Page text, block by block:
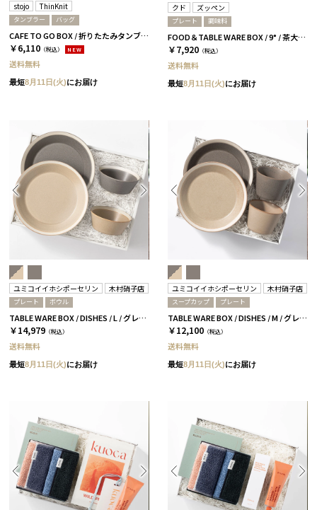
stojo ThinKnit
タンブラー バッグ
CAFE TO GO BOX / 折りたたみタンブラー+バッグ / アイボリー
￥6,110 （税込） NEW
送料無料
最短8月11日(火)にお届け
クド ズッペン
プレート 調味料
FOOD＆TABLE WARE BOX / 9° / 茶大色 / ズッペン
￥7,920 （税込）
送料無料
最短8月11日(火)にお届け
ユミコイイホシポーセリン 木村硝子店
プレート ボウル
TABLE WARE BOX / DISHES / L / グレー＆ベージュ［イイホシユミコ×木村硝子店］
￥14,979 （税込）
送料無料
最短8月11日(火)にお届け
ユミコイイホシポーセリン 木村硝子店
スープカップ プレート
TABLE WARE BOX / DISHES / M / グレー＆ベージュ［イイホシユミコ×木村硝子店］
￥12,100 （税込）
送料無料
最短8月11日(火)にお届け